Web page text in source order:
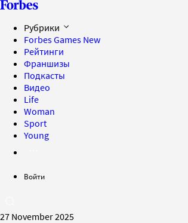
Рубрики
Forbes Games New
Рейтинги
Франшизы
Подкасты
Видео
Life
Woman
Sport
Young
Войти
27 November 2025